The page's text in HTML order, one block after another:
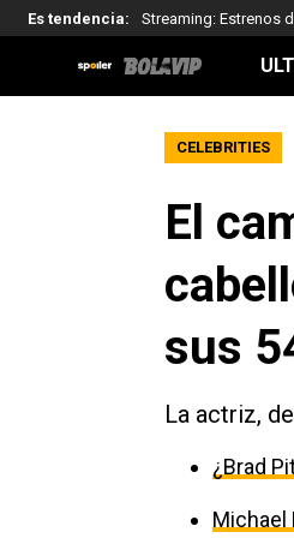
Es tendencia: Streaming: Estrenos
CELEBRITIES
El
sus
La actriz,
¿Brad
Michael